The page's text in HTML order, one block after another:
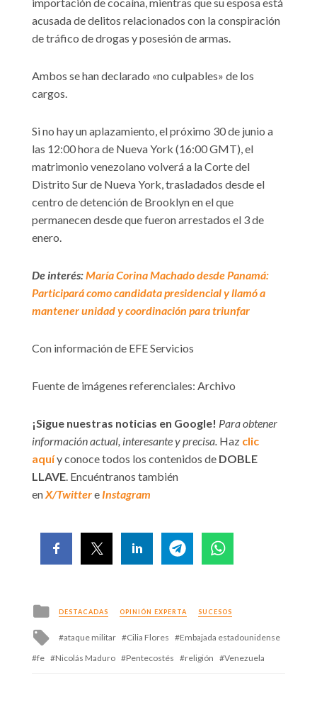
acusada de delitos relacionados con la conspiración
de tráfico de drogas y posesión de armas.
Ambos se han declarado «no culpables» de los
cargos.
Si no hay un aplazamiento, el próximo 30 de junio a
las 12:00 hora de Nueva York (16:00 GMT), el
matrimonio venezolano volverá a la Corte del
Distrito Sur de Nueva York, trasladados desde el
centro de detención de Brooklyn en el que
permanecen desde que fueron arrestados el 3 de
enero.
De interés:María Corina Machado desde Panamá:
Participará como candidata presidencial y llamó a
mantener unidad y coordinación para triunfar
Con información de EFE Servicios
Fuente de imágenes referenciales: Archivo
¡Sigue nuestras noticias en Google! Para obtener
información actual, interesante y precisa. Haz clic
aquíy conoce todos los contenidos de DOBLE
LLAVE. Encuéntranos también
enX/Twittere Instagram
Posted
in
DESTACADAS OPINIÓN EXPERTA SUCESOS
Tagged
ataque militar Cilia Flores
Embajada estadounidense
fe
Nicolás Maduro Pentecostés religión Venezuela